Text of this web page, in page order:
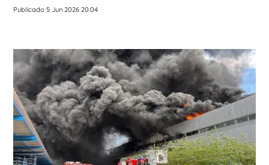
Publicado 5 Jun 2026 20:04